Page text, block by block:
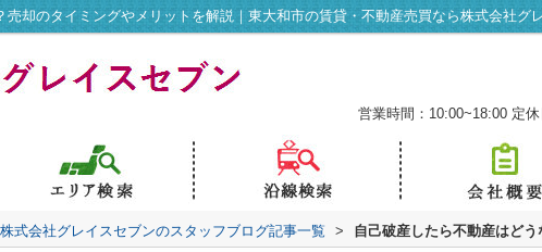
却のタイミングやメリットを解説｜東大和市の賃貸・不動産売買なら株式会社グ
営業時間：10:00~18:00 定
株式会社グレイスセブンのスタッフブログ記事一覧 > 自己破産したら不動産はど